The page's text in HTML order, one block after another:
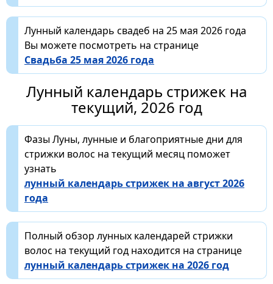
Лунный календарь свадеб на 25 мая 2026 года
Вы можете посмотреть на странице
Свадьба 25 мая 2026 года
Лунный календарь стрижек на
текущий, 2026 год
Фазы Луны, лунные и благоприятные дни для
стрижки волос на текущий месяц поможет
узнать
лунный календарь стрижек на август 2026
года
Полный обзор лунных календарей стрижки
волос на текущий год находится на странице
лунный календарь стрижек на 2026 год